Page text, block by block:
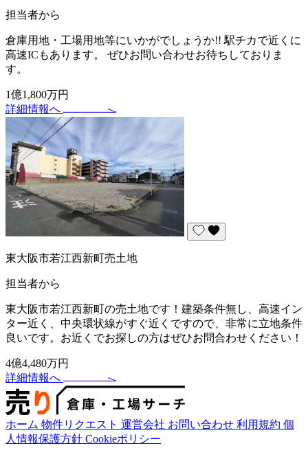
担当者から
倉庫用地・工場用地等にいかがでしょうか!! 駅チカで近くに
高速ICもあります。 ぜひお問い合わせお待ちしておりま
す。
1億1,800万円
詳細情報へ
東大阪市若江西新町売土地
担当者から
東大阪市若江西新町の売土地です！建築条件無し、高速イン
ター近く、中央環状線がすぐ近くですので、非常に立地条件
良いです。お近くでお探しの方はぜひお問合わせください！
4億4,480万円
詳細情報へ
ホーム 物件リクエスト 運営会社 お問い合わせ 利用規約 個
人情報保護方針 Cookieポリシー